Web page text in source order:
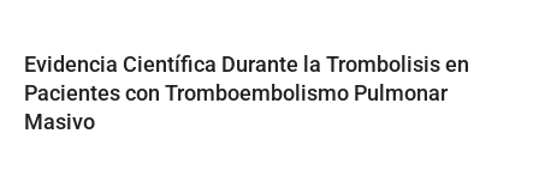
Evidencia Científica Durante la Trombolisis en
Pacientes con Tromboembolismo Pulmonar
Masivo